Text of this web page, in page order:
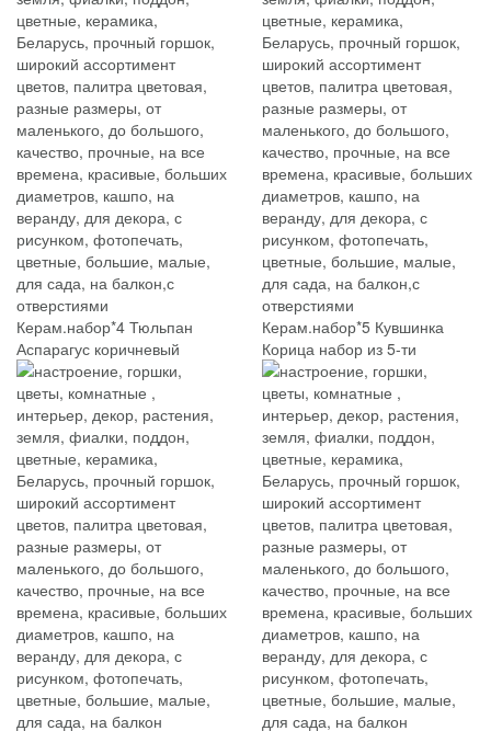
Керам.набор*4 Тюльпан
Аспарагус коричневый
Керам.набор*5 Кувшинка
Корица набор из 5-ти